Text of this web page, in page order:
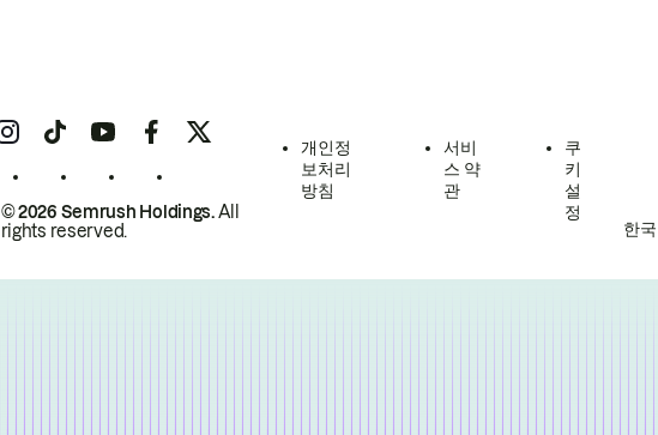
© 2026 Semrush Holdings.All
rights reserved.
개인정
보처리
방침
서비
스 약
관
쿠
키
설
정
한